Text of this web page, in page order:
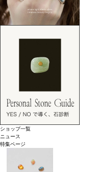
ショップ一覧
ニュース
特集ページ